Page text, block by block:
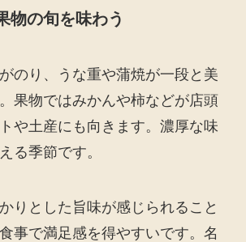
物の旬を味わう
のり、うな重や蒲焼が一段と美
果物ではみかんや柿などが店頭
や土産にも向きます。濃厚な味
る季節です。
りとした旨味が感じられること
事で満足感を得やすいです。名